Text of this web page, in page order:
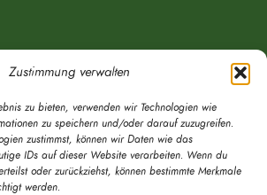
Zustimmung verwalten
zu bieten, verwenden wir Technologien wie
zu speichern und/oder darauf zuzugreifen.
zustimmst, können wir Daten wie das
IDs auf dieser Website verarbeiten. Wenn du
oder zurückziehst, können bestimmte Merkmale
werden.
e. V.